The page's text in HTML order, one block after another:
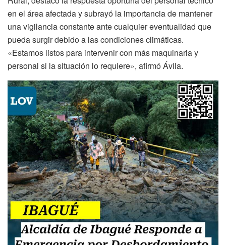
en el área afectada y subrayó la importancia de mantener
una vigilancia constante ante cualquier eventualidad que
pueda surgir debido a las condiciones climáticas.
«Estamos listos para intervenir con más maquinaria y
personal si la situación lo requiere», afirmó Ávila.